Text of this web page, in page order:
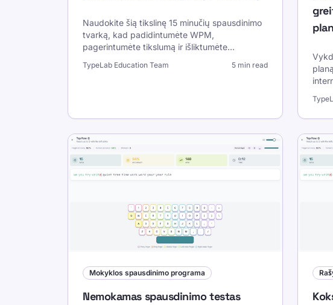
Naudokite šią tikslinę 15 minučių spausdinimo
tvarką, kad padidintumėte WPM,
pagerintumėte tikslumą ir išliktumėte
etaloną ir prisitaikymo taisykles.
TypeLab Education Team 5 min read
Mokyklos spausdinimo programa
Nemokamas spausdinimo testas